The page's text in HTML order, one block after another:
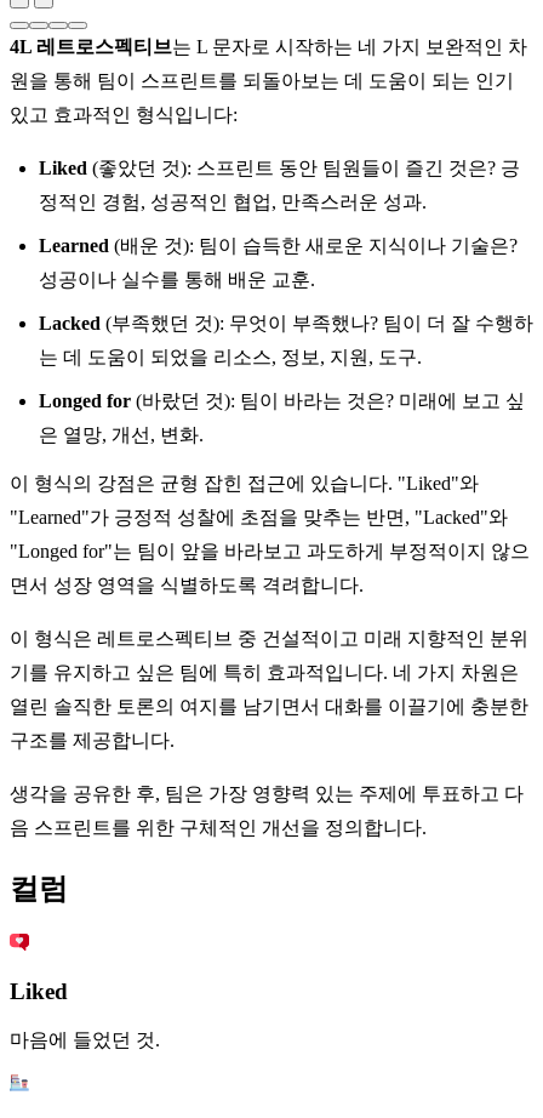
4L 레트로스펙티브는 L 문자로 시작하는 네 가지 보완적인 차
원을 통해 팀이 스프린트를 되돌아보는 데 도움이 되는 인기
있고 효과적인 형식입니다:
Liked (좋았던 것): 스프린트 동안 팀원들이 즐긴 것은? 긍
정적인 경험, 성공적인 협업, 만족스러운 성과.
Learned (배운 것): 팀이 습득한 새로운 지식이나 기술은?
성공이나 실수를 통해 배운 교훈.
Lacked (부족했던 것): 무엇이 부족했나? 팀이 더 잘 수행하
는 데 도움이 되었을 리소스, 정보, 지원, 도구.
Longed for (바랐던 것): 팀이 바라는 것은? 미래에 보고 싶
은 열망, 개선, 변화.
이 형식의 강점은 균형 잡힌 접근에 있습니다. "Liked"와
"Learned"가 긍정적 성찰에 초점을 맞추는 반면, "Lacked"와
"Longed for"는 팀이 앞을 바라보고 과도하게 부정적이지 않으
면서 성장 영역을 식별하도록 격려합니다.
이 형식은 레트로스펙티브 중 건설적이고 미래 지향적인 분위
기를 유지하고 싶은 팀에 특히 효과적입니다. 네 가지 차원은
열린 솔직한 토론의 여지를 남기면서 대화를 이끌기에 충분한
구조를 제공합니다.
생각을 공유한 후, 팀은 가장 영향력 있는 주제에 투표하고 다
음 스프린트를 위한 구체적인 개선을 정의합니다.
컬럼
Liked
마음에 들었던 것.